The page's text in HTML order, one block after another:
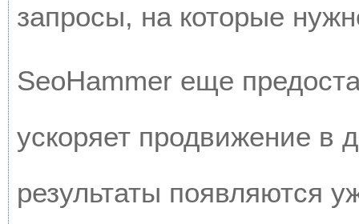
запросы, на которые
SeoHammer еще
ускоряет продвижение в
результаты появляются